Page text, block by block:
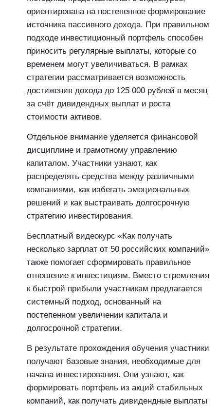
ориентирована на постепенное формирование
источника пассивного дохода. При правильном
подходе инвестиционный портфель способен
приносить регулярные выплаты, которые со
временем могут увеличиваться. В рамках
стратегии рассматривается возможность
достижения дохода до 125 000 рублей в месяц
за счёт дивидендных выплат и роста
стоимости активов.
Отдельное внимание уделяется финансовой
дисциплине и грамотному управлению
капиталом. Участники узнают, как
распределять средства между различными
компаниями, как избегать эмоциональных
решений и как выстраивать долгосрочную
стратегию инвестирования.
Бесплатный видеокурс «Как получать
несколько зарплат от 50 российских компаний»
также помогает сформировать правильное
отношение к инвестициям. Вместо стремления
к быстрой прибыли участникам предлагается
системный подход, основанный на
постепенном увеличении капитала и
долгосрочной стратегии.
В результате прохождения обучения участники
получают базовые знания, необходимые для
начала инвестирования. Они узнают, как
формировать портфель из акций стабильных
компаний, как получать дивидендные выплаты